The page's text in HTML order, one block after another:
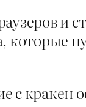
и
которые
с кракен